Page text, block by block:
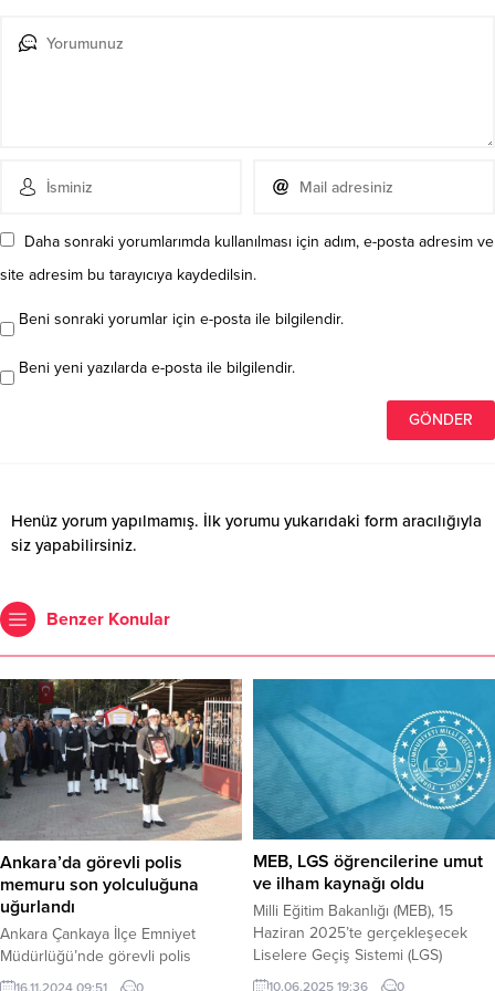
Daha sonraki yorumlarımda kullanılması için adım, e-posta adresim ve
site adresim bu tarayıcıya kaydedilsin.
Beni sonraki yorumlar için e-posta ile bilgilendir.
Beni yeni yazılarda e-posta ile bilgilendir.
Henüz yorum yapılmamış. İlk yorumu yukarıdaki form aracılığıyla
siz yapabilirsiniz.
Benzer Konular
Ankara’da görevli polis
memuru son yolculuğuna
uğurlandı
Ankara Çankaya İlçe Emniyet
Müdürlüğü’nde görevli polis
memuru Ümit Arıkan, tedavi
MEB, LGS öğrencilerine umut
ve ilham kaynağı oldu
Milli Eğitim Bakanlığı (MEB), 15
Haziran 2025’te gerçekleşecek
Liselere Geçiş Sistemi (LGS)
sınavına hazırlanan öğrenciler için
10.06.2025 19:36 0